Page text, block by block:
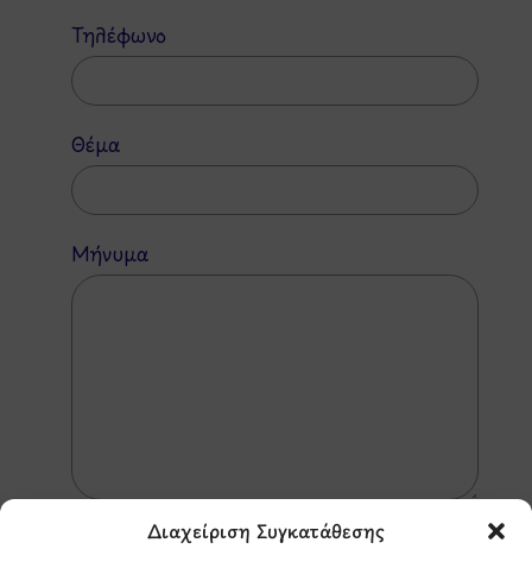
Διαχείριση Συγκατάθεσης
Τηλέφωνο
Θέμα
Μήνυμα